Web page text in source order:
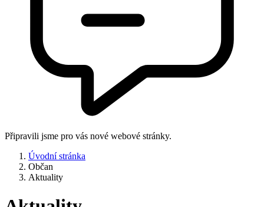
Připravili jsme pro vás nové webové stránky.
Úvodní stránka
Občan
Aktuality